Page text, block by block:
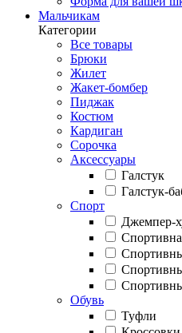
Мальчикам
Категории
Все товары
Брюки
Жилет
Жакет-бомбер
Пиджак
Костюм
Кардиган
Сорочка
Аксессуары
Галстук
Галстук-
Спорт
Джемпер-
Обувь
Туфли